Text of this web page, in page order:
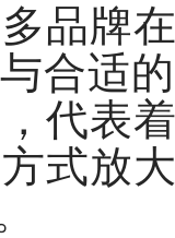
品牌
合适的
代表
式放